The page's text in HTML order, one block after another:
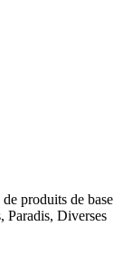
produits de base
Paradis, Diverses